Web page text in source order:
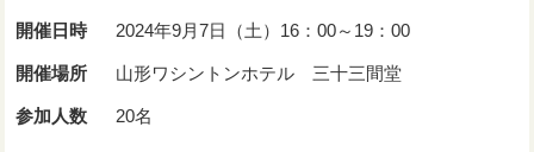
開催日時 2024年9月7日（土）16：00～19：00
開催場所 山形ワシントンホテル 三十三間堂
参加人数 20名